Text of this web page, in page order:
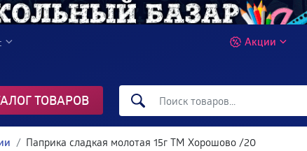
Акции
ТОВАРОВ
Паприка сладкая молотая 15г ТМ Хорошово /20